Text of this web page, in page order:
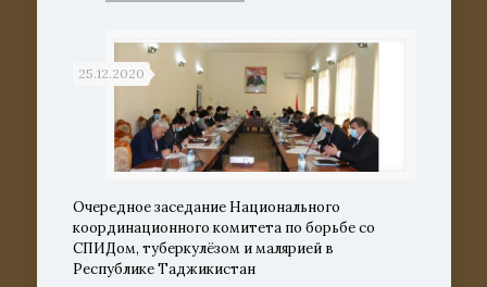
25.12.2020
Очередное заседание Национального
координационного комитета по борьбе со
СПИДом, туберкулёзом и малярией в
Республике Таджикистан